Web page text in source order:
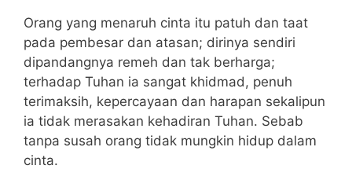
Orang yang menaruh cinta itu patuh dan taat
pada pembesar dan atasan; dirinya sendiri
dipandangnya remeh dan tak berharga;
terhadap Tuhan ia sangat khidmad, penuh
terimaksih, kepercayaan dan harapan sekalipun
ia tidak merasakan kehadiran Tuhan. Sebab
tanpa susah orang tidak mungkin hidup dalam
cinta.